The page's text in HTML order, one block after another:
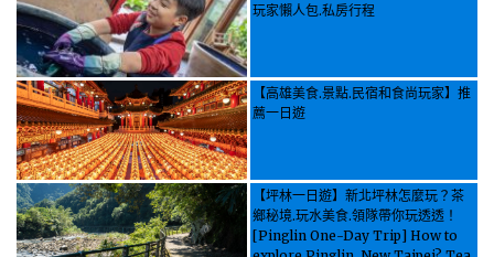
玩家懶人包.私房行程
【高雄美食.景點.民宿和食尚玩家】推
薦一日遊
【坪林一日遊】新北坪林怎麼玩？茶
鄉秘境.玩水美食.領隊帶你玩透透！
[Pinglin One-Day Trip] How to